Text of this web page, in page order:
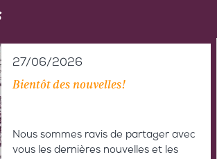
27/06/2026
Bientôt des nouvelles!
Nous sommes ravis de partager avec
vous les dernières nouvelles et les